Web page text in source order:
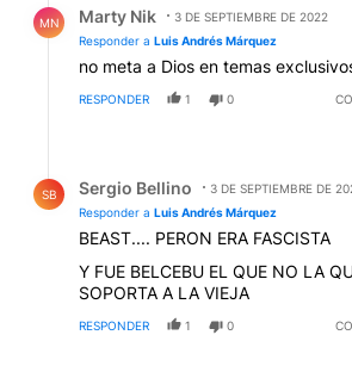
MN Marty Nik
3 DE SEPTIEMBRE DE 2022
Responder a Luis Andrés Márquez
no meta a Dios en temas
RESPONDER 1 0
SB Sergio Bellino
3 DE SEPTIEMBRE DE
Responder a Luis Andrés Márquez
BEAST.... PERON ERA FASCISTA
Y FUE BELCEBU EL QUE NO LA
SOPORTA A LA VIEJA
RESPONDER 1 0